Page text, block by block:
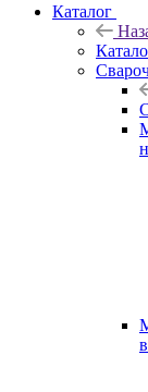
Каталог